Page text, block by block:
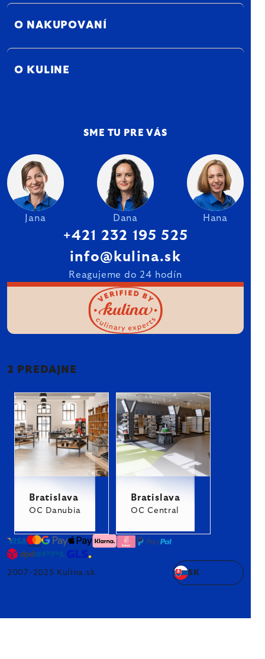
O NAKUPOVANÍ
O KULINE
SME TU PRE VÁS
Jana Dana Hana
+421 232 195 525
info@kulina.sk
Reagujeme do 24 hodín
2 PREDAJNE
Bratislava
OC Danubia
Bratislava
OC Central
2007–2025 Kulina.sk SK